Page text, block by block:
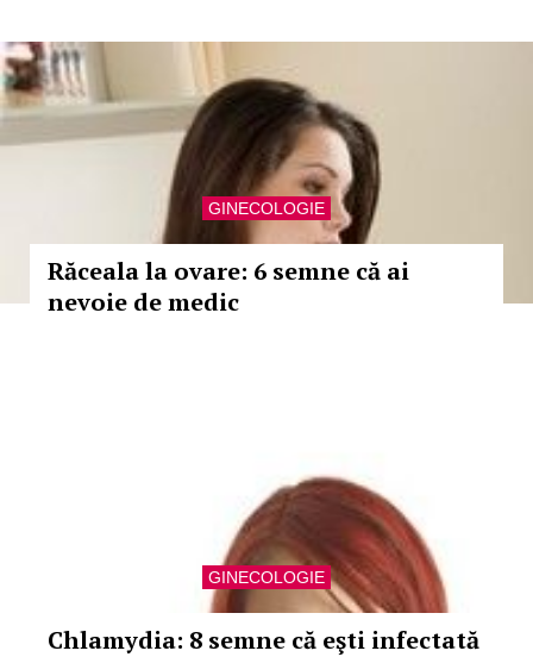
GINECOLOGIE
Răceala la ovare: 6 semne că ai
nevoie de medic
GINECOLOGIE
Chlamydia: 8 semne că eşti infectată